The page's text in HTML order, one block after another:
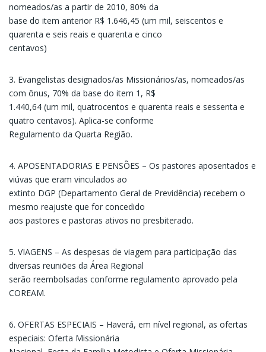
nomeados/as a partir de 2010, 80% da
base do item anterior R$ 1.646,45 (um mil, seiscentos e
quarenta e seis reais e quarenta e cinco
centavos)
3. Evangelistas designados/as Missionários/as, nomeados/as
com ônus, 70% da base do item 1, R$
1.440,64 (um mil, quatrocentos e quarenta reais e sessenta e
quatro centavos). Aplica-se conforme
Regulamento da Quarta Região.
4. APOSENTADORIAS E PENSÕES – Os pastores aposentados e
viúvas que eram vinculados ao
extinto DGP (Departamento Geral de Previdência) recebem o
mesmo reajuste que for concedido
aos pastores e pastoras ativos no presbiterado.
5. VIAGENS – As despesas de viagem para participação das
diversas reuniões da Área Regional
serão reembolsadas conforme regulamento aprovado pela
COREAM.
6. OFERTAS ESPECIAIS – Haverá, em nível regional, as ofertas
especiais: Oferta Missionária